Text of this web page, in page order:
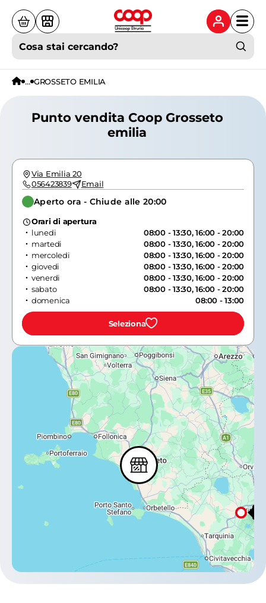
Cosa stai cercando?
... GROSSETO EMILIA
Punto vendita Coop Grosseto
emilia
Via Emilia 20
056423839
Email
Aperto ora - Chiude alle 20:00
Orari di apertura
lunedi
08:00 - 13:30, 16:00 - 20:00
martedi
08:00 - 13:30, 16:00 - 20:00
mercoledi
08:00 - 13:30, 16:00 - 20:00
giovedi
08:00 - 13:30, 16:00 - 20:00
venerdi
08:00 - 13:30, 16:00 - 20:00
sabato
08:00 - 13:30, 16:00 - 20:00
domenica
08:00 - 13:00
Seleziona